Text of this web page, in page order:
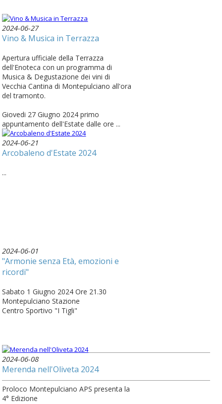
2024-06-27
Vino & Musica in Terrazza
Apertura ufficiale della Terrazza
dell'Enoteca con un programma di
Musica & Degustazione dei vini di
Vecchia Cantina di Montepulciano all'ora
del tramonto.
Giovedi 27 Giugno 2024 primo
appuntamento dell'Estate dalle ore ...
2024-06-21
Arcobaleno d'Estate 2024
...
2024-06-01
"Armonie senza Età, emozioni e
ricordi"
Sabato 1 Giugno 2024 Ore 21.30
Montepulciano Stazione
Centro Sportivo "I Tigli"
2024-06-08
Merenda nell'Oliveta 2024
Proloco Montepulciano APS presenta la
4° Edizione